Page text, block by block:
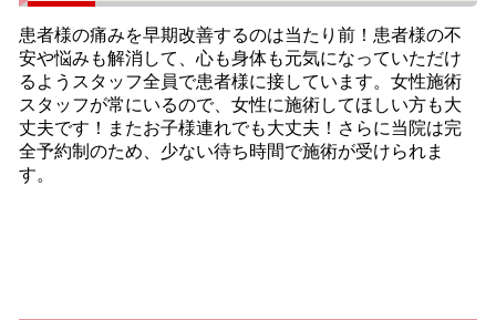
患者様の痛みを早期改善するのは当たり前！患者様の不
安や悩みも解消して、心も身体も元気になっていただけ
るようスタッフ全員で患者様に接しています。女性施術
スタッフが常にいるので、女性に施術してほしい方も大
丈夫です！またお子様連れでも大丈夫！さらに当院は完
全予約制のため、少ない待ち時間で施術が受けられま
す。